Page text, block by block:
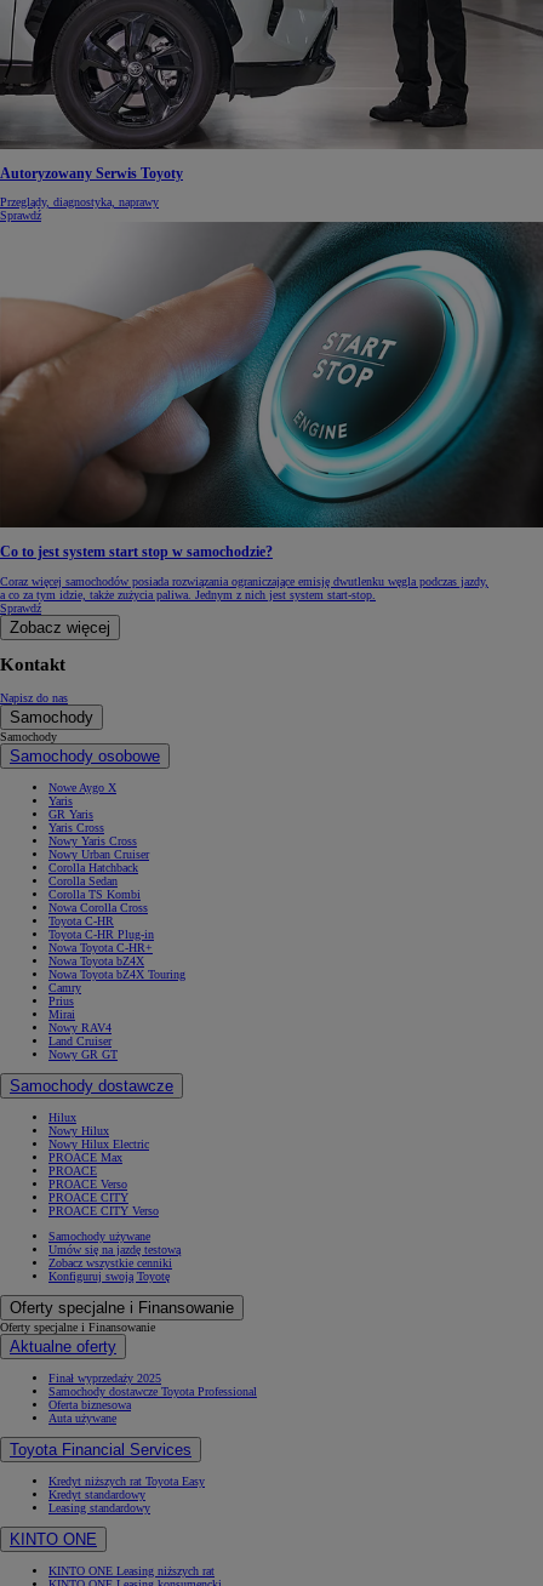
Autoryzowany Serwis Toyoty
Przeglądy, diagnostyka, naprawy
Sprawdź
Co to jest system start stop w samochodzie?
Coraz więcej samochodów posiada rozwiązania ograniczające emisję dwutlenku węgla podczas jazdy,
a co za tym idzie, także zużycia paliwa. Jednym z nich jest system start-stop.
Sprawdź
Zobacz więcej
Kontakt
Napisz do nas
Samochody
Samochody
Samochody osobowe
Nowe Aygo X
Yaris
GR Yaris
Yaris Cross
Nowy Yaris Cross
Nowy Urban Cruiser
Corolla Hatchback
Corolla Sedan
Corolla TS Kombi
Nowa Corolla Cross
Toyota C-HR
Toyota C-HR Plug-in
Nowa Toyota C-HR+
Nowa Toyota bZ4X
Nowa Toyota bZ4X Touring
Camry
Prius
Mirai
Nowy RAV4
Land Cruiser
Nowy GR GT
Samochody dostawcze
Hilux
Nowy Hilux
Nowy Hilux Electric
PROACE Max
PROACE
PROACE Verso
PROACE CITY
PROACE CITY Verso
Samochody używane
Umów się na jazdę testową
Zobacz wszystkie cenniki
Konfiguruj swoją Toyotę
Oferty specjalne i Finansowanie
Oferty specjalne i Finansowanie
Aktualne oferty
Finał wyprzedaży 2025
Samochody dostawcze Toyota Professional
Oferta biznesowa
Auta używane
Toyota Financial Services
Kredyt niższych rat Toyota Easy
Kredyt standardowy
Leasing standardowy
KINTO ONE
KINTO ONE Leasing niższych rat